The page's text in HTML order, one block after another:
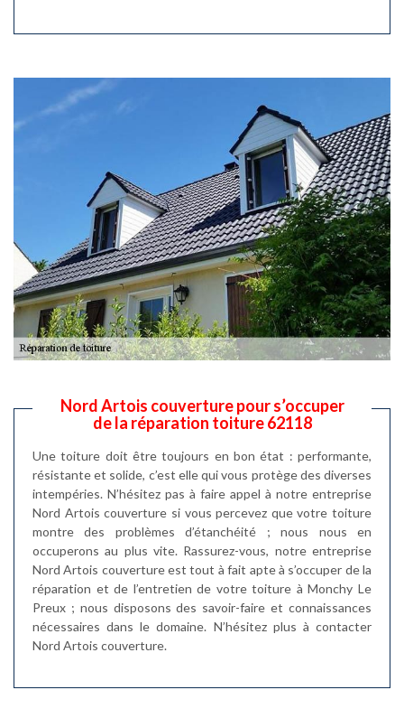
Nord Artois couverture pour s’occuper
de la réparation toiture 62118
Une toiture doit être toujours en bon état : performante,
résistante et solide, c’est elle qui vous protège des diverses
intempéries. N’hésitez pas à faire appel à notre entreprise
Nord Artois couverture si vous percevez que votre toiture
montre des problèmes d’étanchéité ; nous nous en
occuperons au plus vite. Rassurez-vous, notre entreprise
Nord Artois couverture est tout à fait apte à s’occuper de la
réparation et de l’entretien de votre toiture à Monchy Le
Preux ; nous disposons des savoir-faire et connaissances
nécessaires dans le domaine. N’hésitez plus à contacter
Nord Artois couverture.